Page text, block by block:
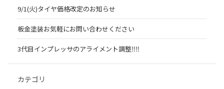
9/1(火)タイヤ価格改定のお知らせ
板金塗装お気軽にお問い合わせください
3代目インプレッサのアライメント調整‼︎‼︎
カテゴリ